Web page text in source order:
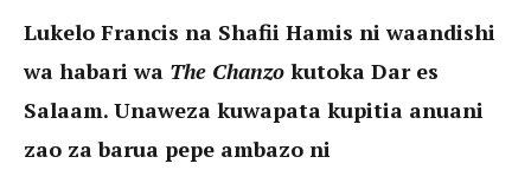
Lukelo Francis na Shafii Hamis ni waandishi
wa habari wa The Chanzo kutoka Dar es
Salaam. Unaweza kuwapata kupitia anuani
zao za barua pepe ambazo ni